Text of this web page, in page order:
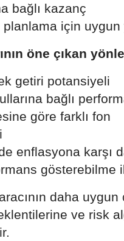
bağlı kazanç
planlama için uygun
öne çıkan
getiri potansiyeli
bağlı
göre farklı fon
enflasyona karşı
gösterebilme
daha uygun
ve risk